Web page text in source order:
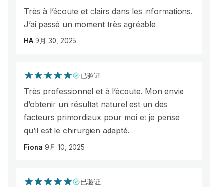
Très à l’écoute et clairs dans les informations.
J’ai passé un moment très agréable
HA 9月 30, 2025
已验证
Très professionnel et à l’écoute. Mon envie
d’obtenir un résultat naturel est un des
facteurs primordiaux pour moi et je pense
qu’il est le chirurgien adapté.
Fiona 9月 10, 2025
已验证